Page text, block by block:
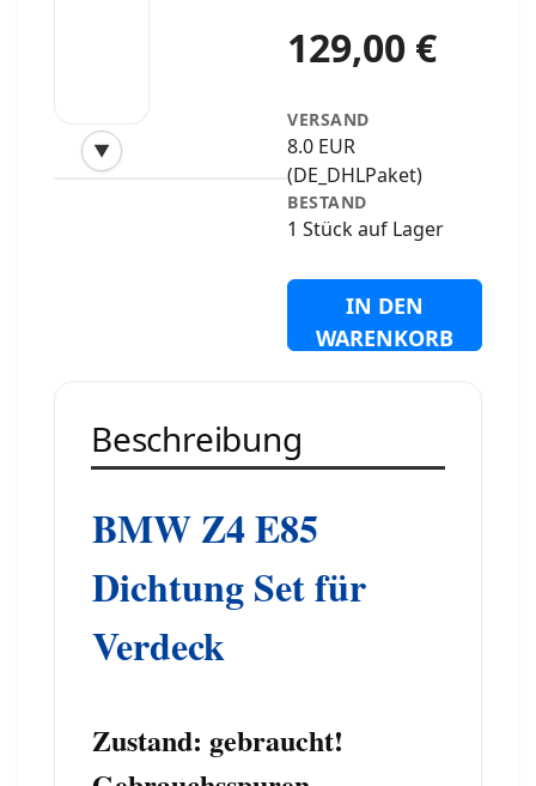
▼
‹
129,00 €
VERSAND
8.0 EUR
(DE_DHLPaket)
BESTAND
1 Stück auf Lager
IN DEN
WARENKORB
Beschreibung
BMW Z4 E85
Dichtung Set für
Verdeck
Zustand: gebraucht!